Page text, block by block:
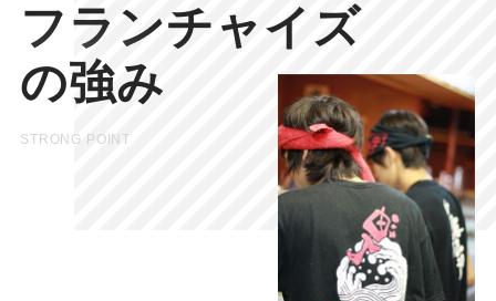
フランチャイズ
の強み
STRONG POINT